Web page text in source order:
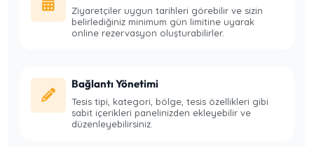
Ziyaretçiler uygun tarihleri görebilir ve sizin
belirlediğiniz minimum gün limitine uyarak
online rezervasyon oluşturabilirler.
Bağlantı Yönetimi
Tesis tipi, kategori, bölge, tesis özellikleri gibi
sabit içerikleri panelinizden ekleyebilir ve
düzenleyebilirsiniz.